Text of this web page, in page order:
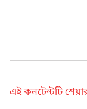
এই কনটেন্টটি